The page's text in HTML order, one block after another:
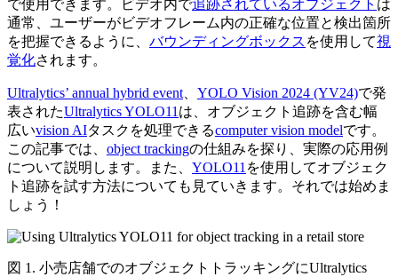
で使用できます。ビデオ内で追跡されているオブジェクト は
通常、ユーザーがビデオフレーム内の正確な位置と検出箇所
を把握できるように、 バウンディングボックス を使用して視
覚化されます。
Ultralytics’ annual hybrid event YOLO Vision 2024 (YV24)で発
表されたUltralytics YOLO11 は、オブジェクト追跡を含む幅
広いvision AIタスクを処理できるcomputer vision modelです。
この記事では、 object trackingの仕組みを探り、実際の応用例
について説明します。また、 YOLO11 を使用してオブジェク
ト追跡を試す方法についても見ていきます。それでは始めま
しょう！
図 1. 小売店舗でのオブジェクトトラッキングにUltralytics